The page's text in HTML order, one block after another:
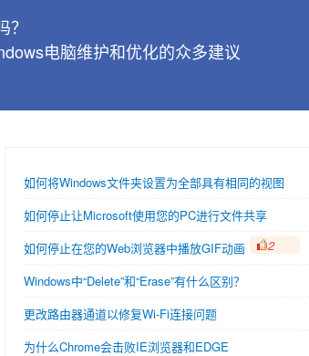
电脑维护和优化的众多建议
如何将Windows文件夹设置为全部具有相同的视图
如何停止让Microsoft使用您的PC进行文件共享
如何停止在您的Web浏览器中播放GIF动画
2
Windows中“Delete”和“Erase”有什么区别？
更改路由器通道以修复Wi-Fi连接问题
为什么Chrome会击败IE浏览器和EDGE